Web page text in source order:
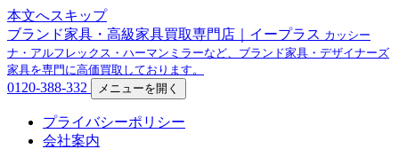
本文へスキップ
ブランド家具・高級家具買取専門店｜イープラス カッシー
ナ・アルフレックス・ハーマンミラーなど、ブランド家具・デザイナーズ
家具を専門に高価買取しております。
0120-388-332 メニューを開く
プライバシーポリシー
会社案内